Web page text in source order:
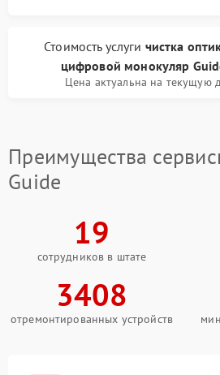
Стоимость услуги чистка
цифровой монокуляр
Цена актуальна на текущую
Преимущества
Guide
19
сотрудников в штате
3408
отремонтированных устройств